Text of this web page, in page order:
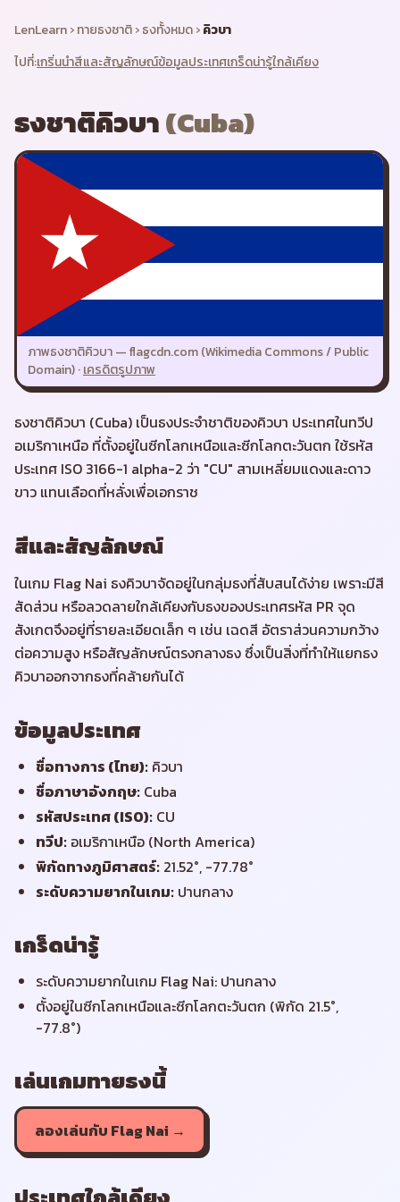
LenLearn›ทายธงชาติ›ธงทั้งหมด›คิวบา
ไปที่:เกริ่นนำสีและสัญลักษณ์ข้อมูลประเทศเกร็ดน่ารู้ใกล้เคียง
ธงชาติคิวบา(Cuba)
ภาพธงชาติคิวบา—flagcdn.com (Wikimedia Commons / Public
Domain)·เครดิตรูปภาพ
ธงชาติคิวบา (Cuba) เป็นธงประจำชาติของคิวบา ประเทศในทวีป
อเมริกาเหนือ ที่ตั้งอยู่ในซีกโลกเหนือและซีกโลกตะวันตก ใช้รหัส
ประเทศ ISO 3166-1 alpha-2 ว่า "CU" สามเหลี่ยมแดงและดาว
ขาว แทนเลือดที่หลั่งเพื่อเอกราช
สีและสัญลักษณ์
ในเกม Flag Nai ธงคิวบาจัดอยู่ในกลุ่มธงที่สับสนได้ง่าย เพราะมีสี
สัดส่วน หรือลวดลายใกล้เคียงกับธงของประเทศรหัส PR จุด
สังเกตจึงอยู่ที่รายละเอียดเล็ก ๆ เช่น เฉดสี อัตราส่วนความกว้าง
ต่อความสูง หรือสัญลักษณ์ตรงกลางธง ซึ่งเป็นสิ่งที่ทำให้แยกธง
คิวบาออกจากธงที่คล้ายกันได้
ข้อมูลประเทศ
ชื่อทางการ (ไทย): คิวบา
ชื่อภาษาอังกฤษ: Cuba
รหัสประเทศ (ISO): CU
ทวีป: อเมริกาเหนือ (North America)
พิกัดทางภูมิศาสตร์: 21.52°, -77.78°
ระดับความยากในเกม: ปานกลาง
เกร็ดน่ารู้
ระดับความยากในเกม Flag Nai: ปานกลาง
ตั้งอยู่ในซีกโลกเหนือและซีกโลกตะวันตก (พิกัด 21.5°,
-77.8°)
เล่นเกมทายธงนี้
ลองเล่นกับ Flag Nai →